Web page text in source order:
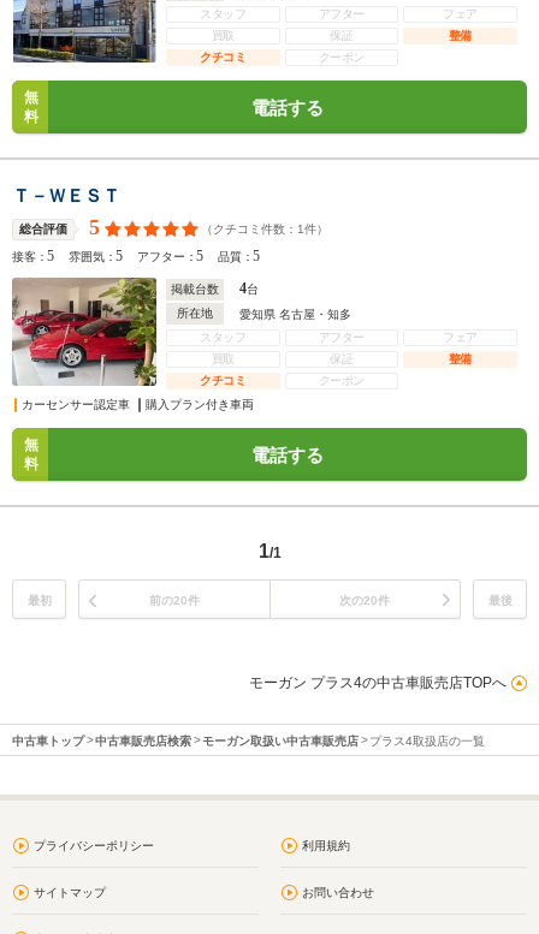
スタッフ
アフター
フェア
買取
保証
整備
クチコミ
クーポン
無
料
電話する
Ｔ－ＷＥＳＴ
総合評価 5 （クチコミ件数： 1件）
接客：5 雰囲気：5 アフター：5 品質：5
掲載台数 4台
所在地
愛知県 名古屋・知多
スタッフ
アフター
フェア
買取
保証
整備
クチコミ
クーポン
カーセンサー認定車
購入プラン付き車両
無
料
電話する
1/1
最初 前の20件 次の20件 最後
モーガン プラス4の中古車販売店TOPへ
中古車トップ 中古車販売店検索 モーガン取扱い中古車販売店 プラス4取扱店の一覧
プライバシーポリシー 利用規約
サイトマップ お問い合わせ